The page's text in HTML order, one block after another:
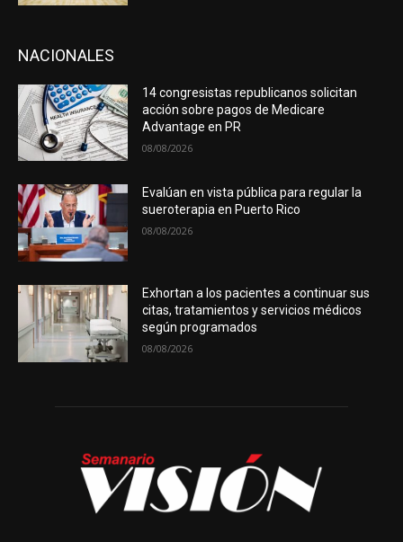
NACIONALES
14 congresistas republicanos solicitan
acción sobre pagos de Medicare
Advantage en PR
08/08/2026
Evalúan en vista pública para regular la
sueroterapia en Puerto Rico
08/08/2026
Exhortan a los pacientes a continuar sus
citas, tratamientos y servicios médicos
según programados
08/08/2026